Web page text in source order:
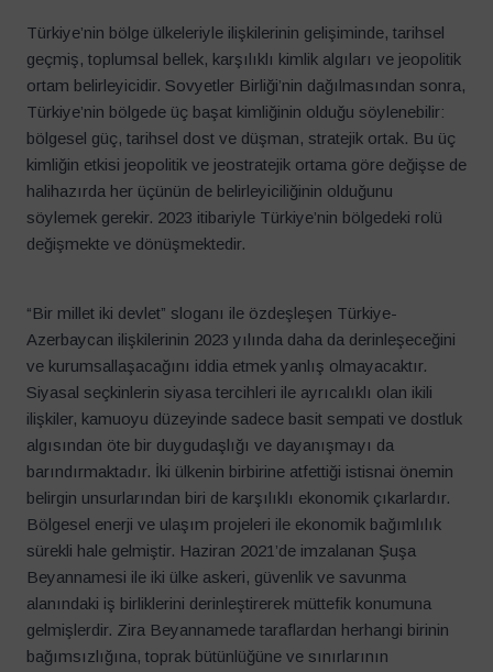
Türkiye’nin bölge ülkeleriyle ilişkilerinin gelişiminde, tarihsel
geçmiş, toplumsal bellek, karşılıklı kimlik algıları ve jeopolitik
ortam belirleyicidir. Sovyetler Birliği’nin dağılmasından sonra,
Türkiye’nin bölgede üç başat kimliğinin olduğu söylenebilir:
bölgesel güç, tarihsel dost ve düşman, stratejik ortak. Bu üç
kimliğin etkisi jeopolitik ve jeostratejik ortama göre değişse de
halihazırda her üçünün de belirleyiciliğinin olduğunu
söylemek gerekir. 2023 itibariyle Türkiye’nin bölgedeki rolü
değişmekte ve dönüşmektedir.
“Bir millet iki devlet” sloganı ile özdeşleşen Türkiye-
Azerbaycan ilişkilerinin 2023 yılında daha da derinleşeceğini
ve kurumsallaşacağını iddia etmek yanlış olmayacaktır.
Siyasal seçkinlerin siyasa tercihleri ile ayrıcalıklı olan ikili
ilişkiler, kamuoyu düzeyinde sadece basit sempati ve dostluk
algısından öte bir duygudaşlığı ve dayanışmayı da
barındırmaktadır. İki ülkenin birbirine atfettiği istisnai önemin
belirgin unsurlarından biri de karşılıklı ekonomik çıkarlardır.
Bölgesel enerji ve ulaşım projeleri ile ekonomik bağımlılık
sürekli hale gelmiştir. Haziran 2021’de imzalanan Şuşa
Beyannamesi ile iki ülke askeri, güvenlik ve savunma
alanındaki iş birliklerini derinleştirerek müttefik konumuna
gelmişlerdir. Zira Beyannamede taraflardan herhangi birinin
bağımsızlığına, toprak bütünlüğüne ve sınırlarının